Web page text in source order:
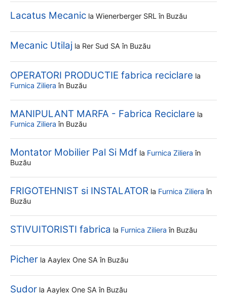
Lacatus Mecanic la Wienerberger SRL în Buzău
Mecanic Utilaj la Rer Sud SA în Buzău
OPERATORI PRODUCTIE fabrica reciclare la
Furnica Ziliera în Buzău
MANIPULANT MARFA - Fabrica Reciclare la
Furnica Ziliera în Buzău
Montator Mobilier Pal Si Mdf la Furnica Ziliera în
Buzău
FRIGOTEHNIST si INSTALATOR la Furnica Ziliera în
Buzău
STIVUITORISTI fabrica la Furnica Ziliera în Buzău
Picher la Aaylex One SA în Buzău
Sudor la Aaylex One SA în Buzău